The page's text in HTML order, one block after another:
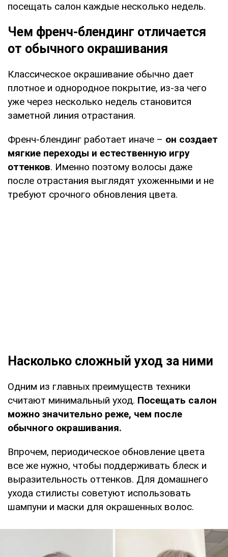
посещать салон каждые несколько недель.
Чем френч-блендинг отличается
от обычного окрашивания
Классическое окрашивание обычно дает
плотное и однородное покрытие, из-за чего
уже через несколько недель становится
заметной линия отрастания.
Френч-блендинг работает иначе – он создает
мягкие переходы и естественную игру
оттенков. Именно поэтому волосы даже
после отрастания выглядят ухоженными и не
требуют срочного обновления цвета.
Насколько сложный уход за ними
Одним из главных преимуществ техники
считают минимальный уход. Посещать салон
можно значительно реже, чем после
обычного окрашивания.
Впрочем, периодическое обновление цвета
все же нужно, чтобы поддерживать блеск и
выразительность оттенков. Для домашнего
ухода стилисты советуют использовать
шампуни и маски для окрашенных волос.